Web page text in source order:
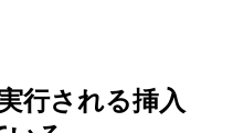
行される挿入